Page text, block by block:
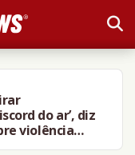
do ar’, diz
violência